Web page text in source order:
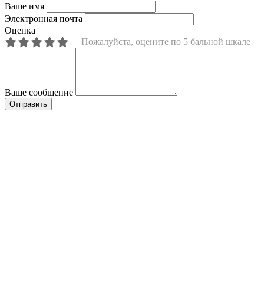
Ваше имя
Электронная почта
Оценка
Пожалуйста, оцените по 5 бальной шкале
Ваше сообщение